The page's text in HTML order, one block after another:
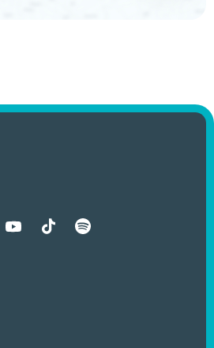
les réseaux